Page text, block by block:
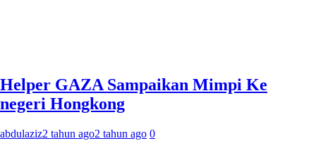
Helper GAZA Sampaikan Mimpi Ke
negeri Hongkong
abdulaziz2 tahun ago2 tahun ago 0